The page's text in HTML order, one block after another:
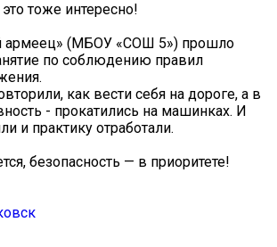
тоже интересно!
армеец» (МБОУ «СОШ 5») прошло
по соблюдению правил
как вести себя на дороге, а в
- прокатились на машинках. И
и практику отработали.
безопасность — в приоритете!